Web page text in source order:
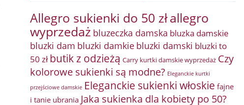
Allegro sukienki do 50 złallegro
wyprzedaż bluzeczka damska bluzka damskie
bluzki dam bluzki damkie bluzki damski bluzki to
50 zł butik z odzieżą Carry kurtki damskie wyprzedaż Czy
kolorowe sukienki są modne? Eleganckie kurtki
przejściowe damskie Eleganckie sukienki włoskie fajne
i tanie ubrania Jaka sukienka dla kobiety po 50?